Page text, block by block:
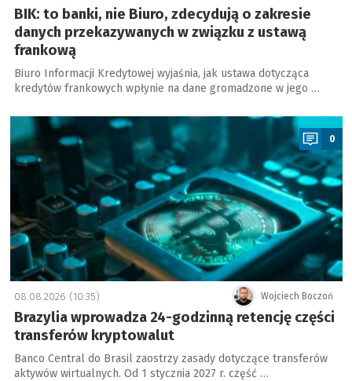
BIK: to banki, nie Biuro, zdecydują o zakresie
danych przekazywanych w związku z ustawą
frankową
Biuro Informacji Kredytowej wyjaśnia, jak ustawa dotycząca
kredytów frankowych wpłynie na dane gromadzone w jego …
a
0
Wojciech Boczoń
08.08.2026 (10:35)
Brazylia wprowadza 24-godzinną retencję części
transferów kryptowalut
Banco Central do Brasil zaostrzy zasady dotyczące transferów
aktywów wirtualnych. Od 1 stycznia 2027 r. część …